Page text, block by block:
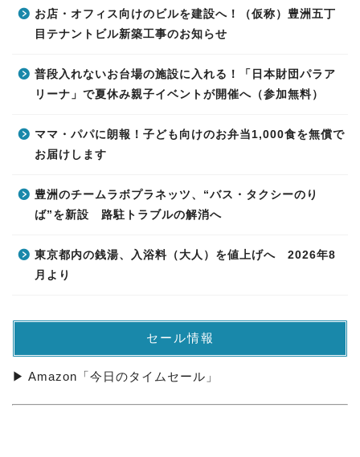
お店・オフィス向けのビルを建設へ！（仮称）豊洲五丁
目テナントビル新築工事のお知らせ
普段入れないお台場の施設に入れる！「日本財団パラア
リーナ」で夏休み親子イベントが開催へ（参加無料）
ママ・パパに朗報！子ども向けのお弁当1,000食を無償で
お届けします
豊洲のチームラボプラネッツ、“バス・タクシーのり
ば”を新設 路駐トラブルの解消へ
東京都内の銭湯、入浴料（大人）を値上げへ 2026年8
月より
セール情報
▶ Amazon「今日のタイムセール」